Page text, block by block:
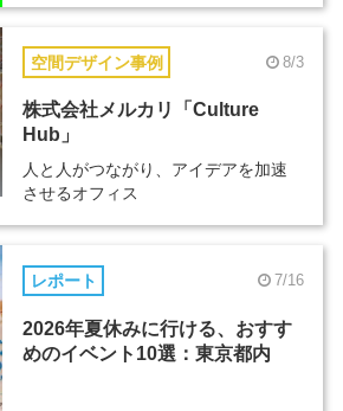
空間デザイン事例 8/3
株式会社メルカリ「Culture
Hub」
人と人がつながり、アイデアを加速
させるオフィス
レポート 7/16
2026年夏休みに行ける、おすす
めのイベント10選：東京都内